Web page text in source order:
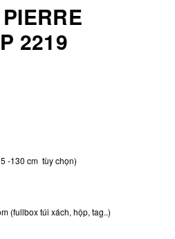
2219
-130 cm tùy chọn)
(fullbox túi xách, hộp, tag..)